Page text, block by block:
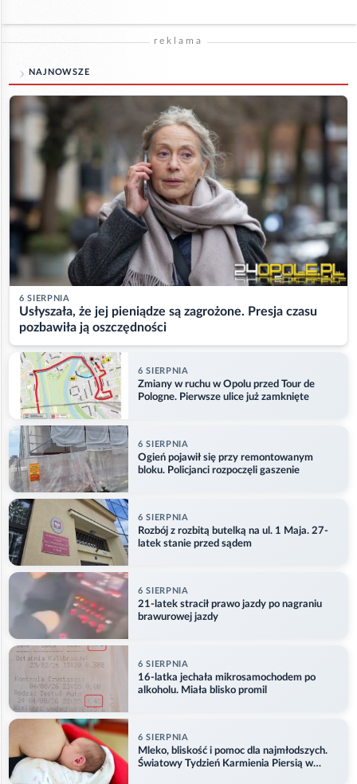
reklama
NAJNOWSZE
6 SIERPNIA
Usłyszała, że jej pieniądze są zagrożone. Presja czasu
pozbawiła ją oszczędności
6 SIERPNIA
Zmiany w ruchu w Opolu przed Tour de
Pologne. Pierwsze ulice już zamknięte
6 SIERPNIA
Ogień pojawił się przy remontowanym
bloku. Policjanci rozpoczęli gaszenie
6 SIERPNIA
Rozbój z rozbitą butelką na ul. 1 Maja. 27-
latek stanie przed sądem
6 SIERPNIA
21-latek stracił prawo jazdy po nagraniu
brawurowej jazdy
6 SIERPNIA
16-latka jechała mikrosamochodem po
alkoholu. Miała blisko promil
6 SIERPNIA
Mleko, bliskość i pomoc dla najmłodszych.
Światowy Tydzień Karmienia Piersią w